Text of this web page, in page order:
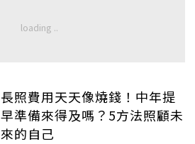
長照費用天天像燒錢！中年提
早準備來得及嗎？5方法照顧未
來的自己